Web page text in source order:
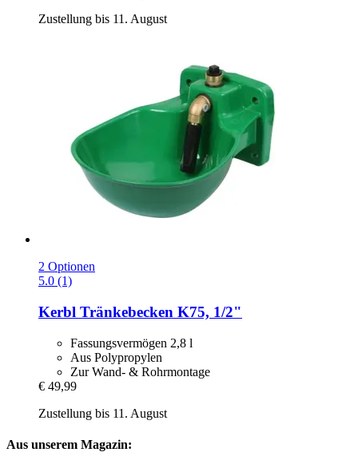
Zustellung bis 11. August
2 Optionen
5.0 (1)
Kerbl Tränkebecken K75, 1/2"
Fassungsvermögen 2,8 l
Aus Polypropylen
Zur Wand- & Rohrmontage
€ 49,99
Zustellung bis 11. August
Aus unserem Magazin: